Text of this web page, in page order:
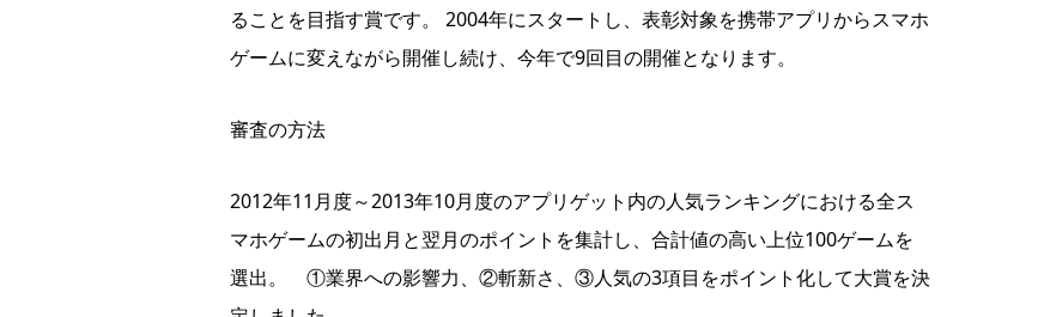
ることを目指す賞です。 2004年にスタートし、表彰対象を携帯アプリからスマホ
ゲームに変えながら開催し続け、今年で9回目の開催となります。
審査の方法
2012年11月度～2013年10月度のアプリゲット内の人気ランキングにおける全ス
マホゲームの初出月と翌月のポイントを集計し、合計値の高い上位100ゲームを
選出。 ①業界への影響力、②斬新さ、③人気の3項目をポイント化して大賞を決